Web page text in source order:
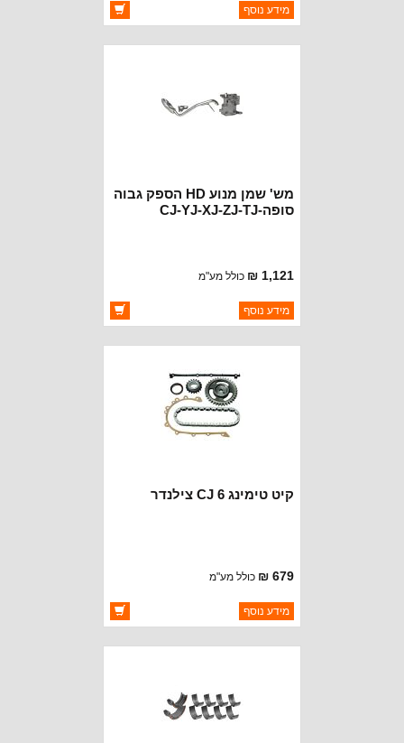
ברקוד: J3242664
יצרן:CROWN AUTOMOTIVE
מידע נוסף
מש' שמן מנוע HD הספק גבוה
סופה-CJ-YJ-XJ-ZJ-TJ
1,121 ₪ כולל מע"מ
ברקוד: 601-2006
יצרן:PERFECT CIRCLE ENGINE
מידע נוסף
קיט טימינג CJ 6 צילנדר
679 ₪ כולל מע"מ
ברקוד: 8126681K
יצרן:CROWN AUTOMOTIVE
מידע נוסף